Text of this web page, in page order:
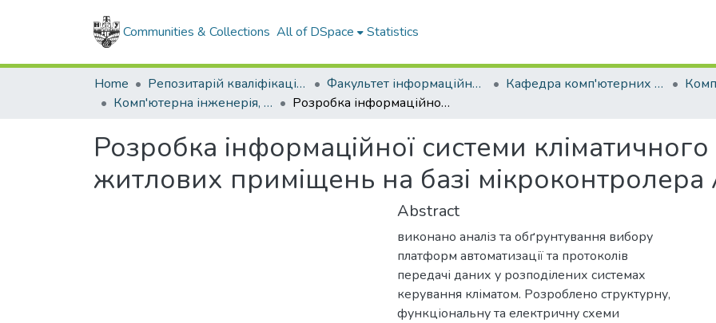
Communities & Collections All of DSpace Statistics
Home Репозитарій кваліфікаційних робіт здобувачів вищої освіти Факультет інформаційних технологій Кафедра комп'ютерних систем і мереж
Комп'ютерна інженерія, бакалавр, 2025
Розробка інформаційної системи кліматичного моніторингу житлових приміщень на базі мікроконтролера Atmega 328PU
Розробка інформаційної системи
житлових приміщень на базі
Abstract
виконано аналіз та обґрунтування вибору
платформ автоматизації та протоколів
передачі даних у розподілених системах
керування кліматом. Розроблено структурну,
функціональну та електричну схеми